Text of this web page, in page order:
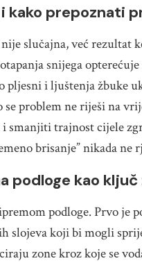
kako prepoznati
slučajna, već rezultat
snijega
i ljuštenja žbuke
problem ne riješi na
trajnost cijele
brisanje” nikada ne
podloge kao
podloge. Prvo je
slojeva koji bi mogli
zone kroz koje se